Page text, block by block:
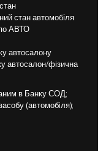
стан автомобіля
АВТО
автосалону
автосалон/фізична
в Банку СОД;
(автомобіля);